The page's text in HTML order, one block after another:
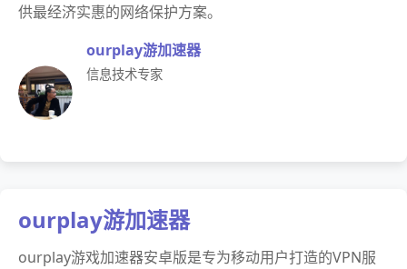
供最经济实惠的网络保护方案。
ourplay游加速器
信息技术专家
ourplay游加速器
ourplay游戏加速器安卓版是专为移动用户打造的VPN服